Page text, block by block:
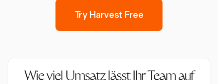
Try Harvest Free
Wie viel Umsatz lässt Ihr Team auf